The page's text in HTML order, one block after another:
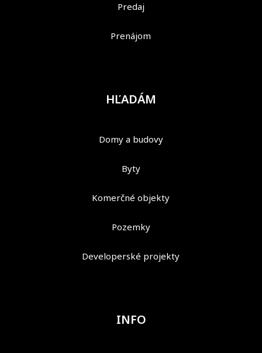
Predaj
Prenájom
HĽADÁM
Domy a budovy
Byty
Komerčné objekty
Pozemky
Developerské projekty
INFO